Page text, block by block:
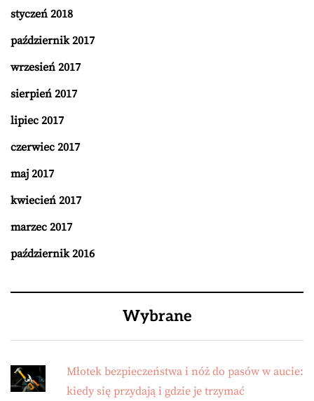
styczeń 2018
październik 2017
wrzesień 2017
sierpień 2017
lipiec 2017
czerwiec 2017
maj 2017
kwiecień 2017
marzec 2017
październik 2016
Wybrane
Młotek bezpieczeństwa i nóż do pasów w aucie:
kiedy się przydają i gdzie je trzymać